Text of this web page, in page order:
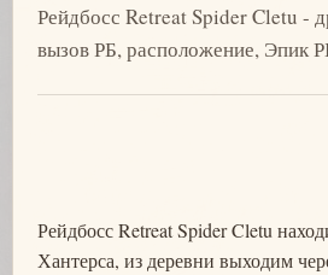
Рейдбосс Retreat Spider Cletu -
вызов РБ, расположение, Эпик
Рейдбосс Retreat Spider Cletu
Хантерса, из деревни выходим